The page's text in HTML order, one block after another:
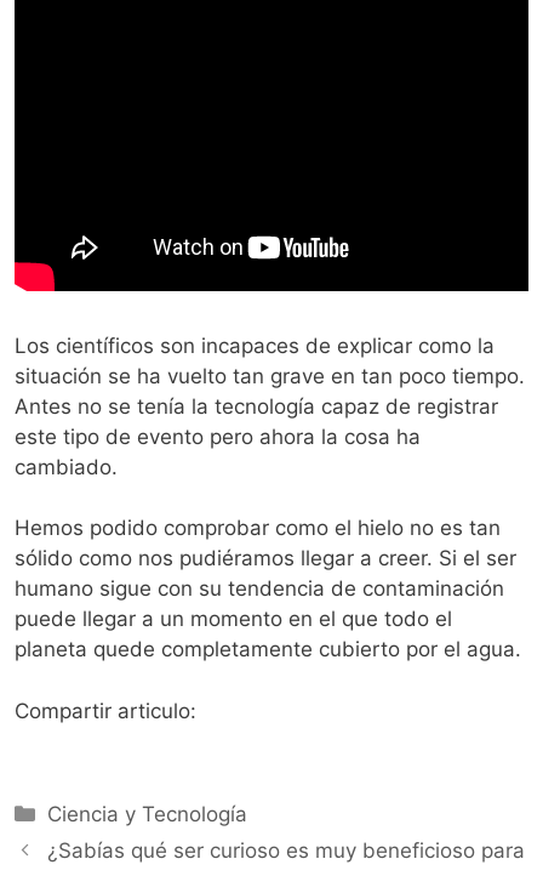
Los científicos son incapaces de explicar como la
situación se ha vuelto tan grave en tan poco tiempo.
Antes no se tenía la tecnología capaz de registrar
este tipo de evento pero ahora la cosa ha
cambiado.
Hemos podido comprobar como el hielo no es tan
sólido como nos pudiéramos llegar a creer. Si el ser
humano sigue con su tendencia de contaminación
puede llegar a un momento en el que todo el
planeta quede completamente cubierto por el agua.
Compartir articulo:
Categorías
Ciencia y Tecnología
¿Sabías qué ser curioso es muy beneficioso para